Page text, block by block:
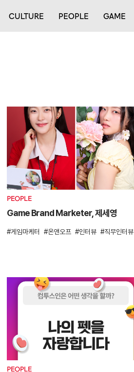
CULTURE PEOPLE GAME
PEOPLE
Game Brand Marketer, 제세영
게임마케터 온앤오프 인터뷰 직무인터뷰
PEOPLE